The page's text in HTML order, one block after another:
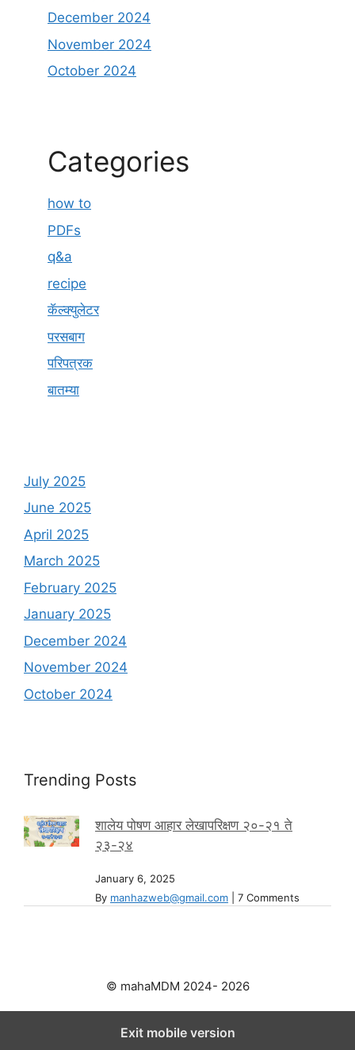
December 2024
November 2024
October 2024
Categories
how to
PDFs
q&a
recipe
कॅल्क्युलेटर
परसबाग
परिपत्रक
बातम्या
July 2025
June 2025
April 2025
March 2025
February 2025
January 2025
December 2024
November 2024
October 2024
Trending Posts
शालेय पोषण आहार लेखापरिक्षण २०-२१ ते
२३-२४
January 6, 2025
By manhazweb@gmail.com 7 Comments
© mahaMDM 2024- 2026
Exit mobile version